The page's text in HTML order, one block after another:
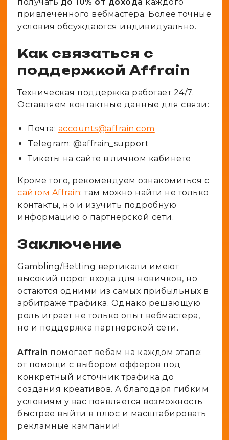
привлеченного вебмастера. Более точные
условия обсуждаются индивидуально.
Как связаться с
поддержкой Affrain
Техническая поддержка работает 24/7.
Оставляем контактные данные для связи:
Почта: accounts@affrain.com
Telegram: @affrain_support
Тикеты на сайте в личном кабинете
Кроме того, рекомендуем ознакомиться с
сайтом Affrain: там можно найти не только
контакты, но и изучить подробную
информацию о партнерской сети.
Заключение
Gambling/Betting вертикали имеют
высокий порог входа для новичков, но
остаются одними из самых прибыльных в
арбитраже трафика. Однако решающую
роль играет не только опыт вебмастера,
но и поддержка партнерской сети.
Affrain помогает вебам на каждом этапе:
от помощи с выбором офферов под
конкретный источник трафика до
создания креативов. А благодаря гибким
условиям у вас появляется возможность
быстрее выйти в плюс и масштабировать
рекламные кампании!